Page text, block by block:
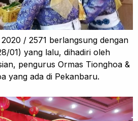
/ 2571 berlangsung dengan
01) yang lalu, dihadiri oleh
pengurus Ormas Tionghoa &
yang ada di Pekanbaru.